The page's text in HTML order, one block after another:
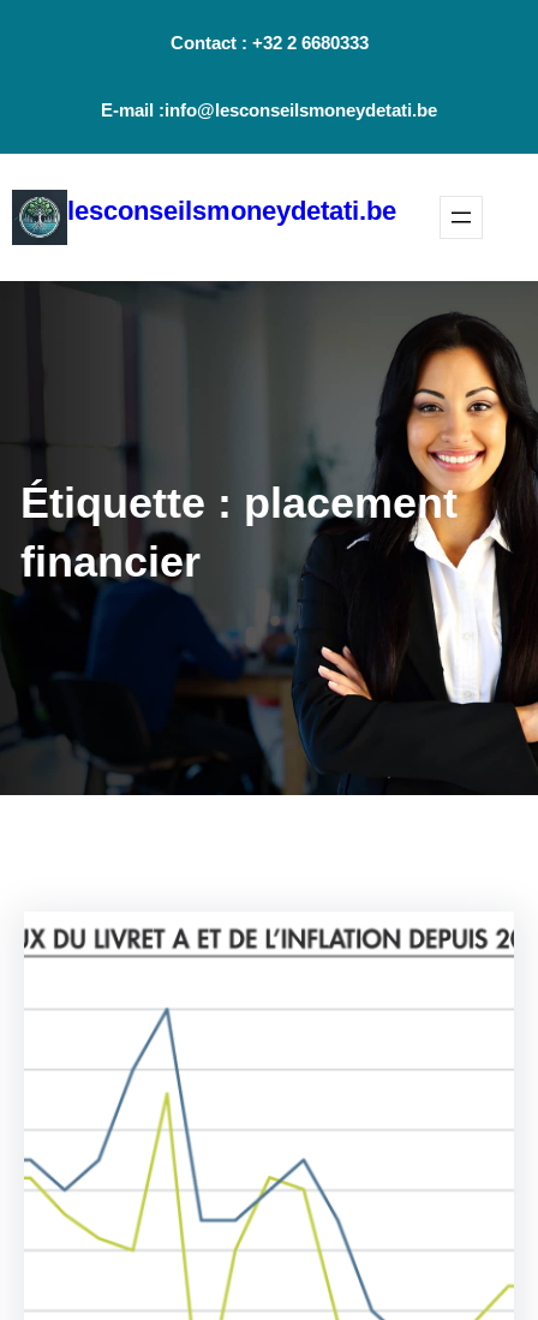
Contact : +32 2 6680333
E-mail :info@lesconseilsmoneydetati.be
lesconseilsmoneydetati.be
Étiquette : placement
financier